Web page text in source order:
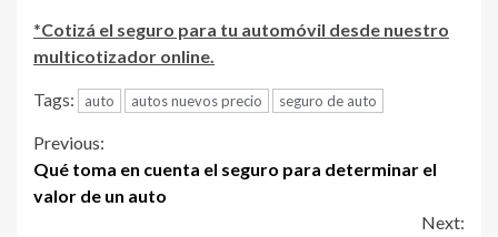
*Cotizá el seguro para tu automóvil desde nuestro
multicotizador online.
Tags: auto autos nuevos precio seguro de auto
Continue
Reading
Previous:
Qué toma en cuenta el seguro para determinar el
valor de un auto
Next: